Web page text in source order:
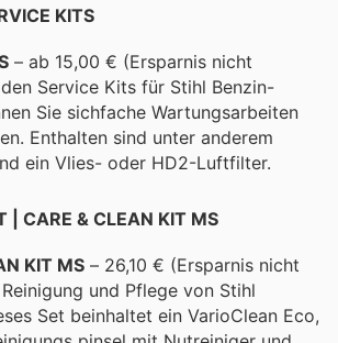
KITS
– ab 15,00 € (Ersparnis nicht
Service Kits für Stihl Benzin-
Sie sichfache Wartungsarbeiten
Enthalten sind unter anderem
ein Vlies- oder HD2-Luftfilter.
| CARE & CLEAN KIT MS
KIT MS – 26,10 € (Ersparnis nicht
und Pflege von Stihl
Set beinhaltet ein VarioClean Eco,